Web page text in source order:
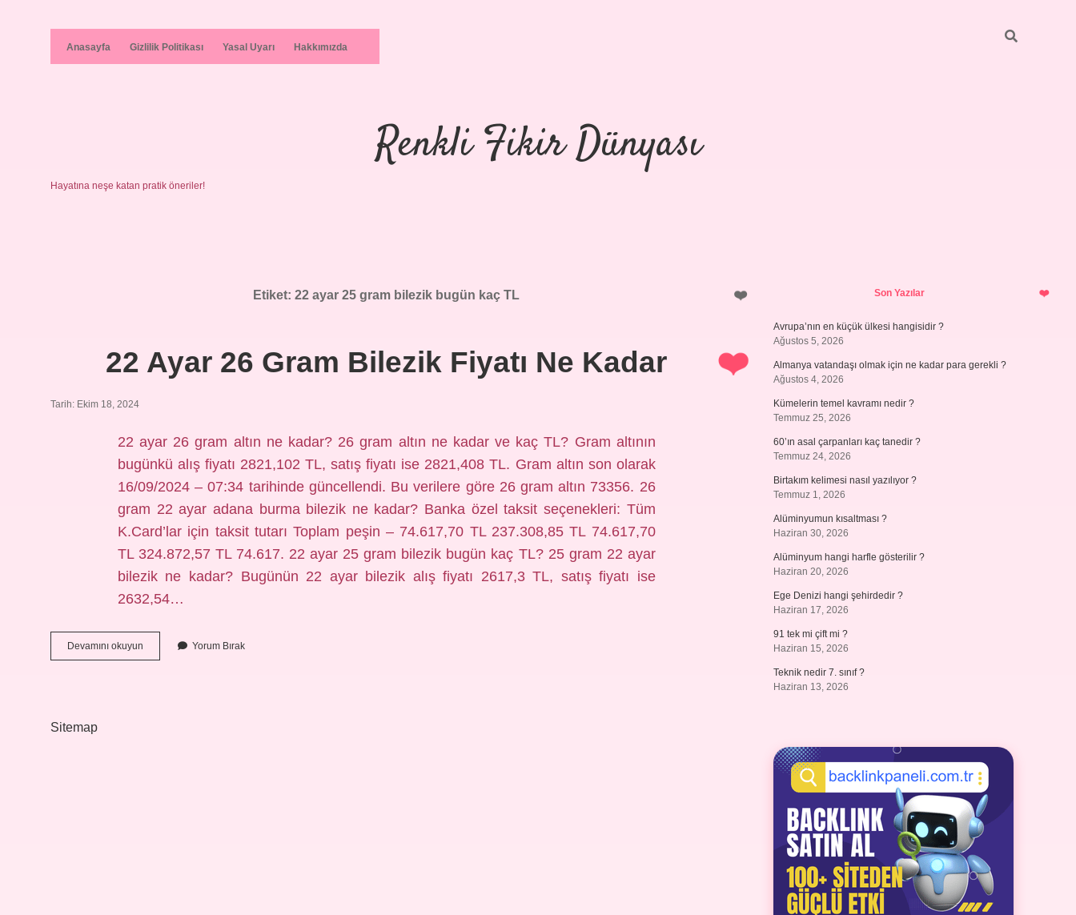
Anasayfa Gizlilik Politikası Yasal Uyarı Hakkımızda
Renkli Fikir Dünyası
Hayatına neşe katan pratik öneriler!
Etiket:22 ayar 25 gram bilezik bugün kaç TL
22 Ayar 26 Gram Bilezik Fiyatı Ne Kadar
Tarih: Ekim 18, 2024
22 ayar 26 gram altın ne kadar? 26 gram altın ne kadar ve kaç TL? Gram altının
bugünkü alış fiyatı 2821,102 TL, satış fiyatı ise 2821,408 TL. Gram altın son olarak
16/09/2024 – 07:34 tarihinde güncellendi. Bu verilere göre 26 gram altın 73356. 26
gram 22 ayar adana burma bilezik ne kadar? Banka özel taksit seçenekleri: Tüm
K.Card’lar için taksit tutarı Toplam peşin – 74.617,70 TL 237.308,85 TL 74.617,70
TL 324.872,57 TL 74.617. 22 ayar 25 gram bilezik bugün kaç TL? 25 gram 22 ayar
bilezik ne kadar? Bugünün 22 ayar bilezik alış fiyatı 2617,3 TL, satış fiyatı ise
2632,54…
Devamını okuyun
Ayar
Yorum Bırak
Sitemap
SidebarSon Yazılar
Avrupa’nın en küçük ülkesi hangisidir ?
Ağustos 5, 2026
Almanya vatandaşı olmak için ne kadar para gerekli ?
Ağustos 4, 2026
Kümelerin temel kavramı nedir ?
Temmuz 25, 2026
60’ın asal çarpanları kaç tanedir ?
Temmuz 24, 2026
Birtakım kelimesi nasıl yazılıyor ?
Temmuz 1, 2026
Alüminyumun kısaltması ?
Haziran 30, 2026
Alüminyum hangi harfle gösterilir ?
Haziran 20, 2026
Ege Denizi hangi şehirdedir ?
Haziran 17, 2026
91 tek mi çift mi ?
Haziran 15, 2026
Teknik nedir 7. sınıf ?
Haziran 13, 2026